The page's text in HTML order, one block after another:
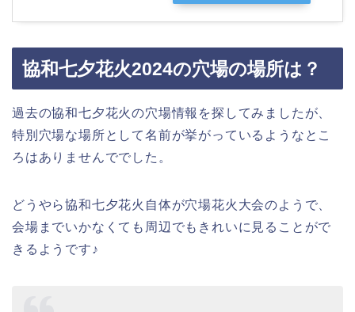
協和七夕花火2024の穴場の場所は？
過去の協和七夕花火の穴場情報を探してみましたが、
特別穴場な場所として名前が挙がっているようなとこ
ろはありませんででした。
どうやら協和七夕花火自体が穴場花火大会のようで、
会場までいかなくても周辺でもきれいに見ることがで
きるようです♪